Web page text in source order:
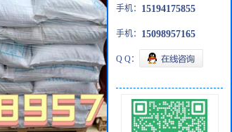
手机： 15194175855
手机： 15098957165
Q Q：